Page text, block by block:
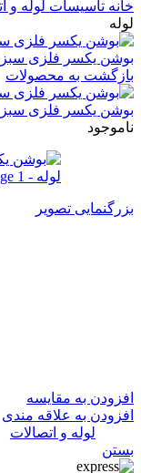
خانه تاسیسات لوله و
لوله
بوشن یکسر فلزی سبز 11/4*40 آذین لوله
بازگشت به محصولات
بوشن یکسر فلزی سبز 2*63 آذین لوله
ناموجود
بزرگنمایی تصویر
افزودن به مقایسه
افزودن به علاقه مندی
لوله و اتصالات
بستن